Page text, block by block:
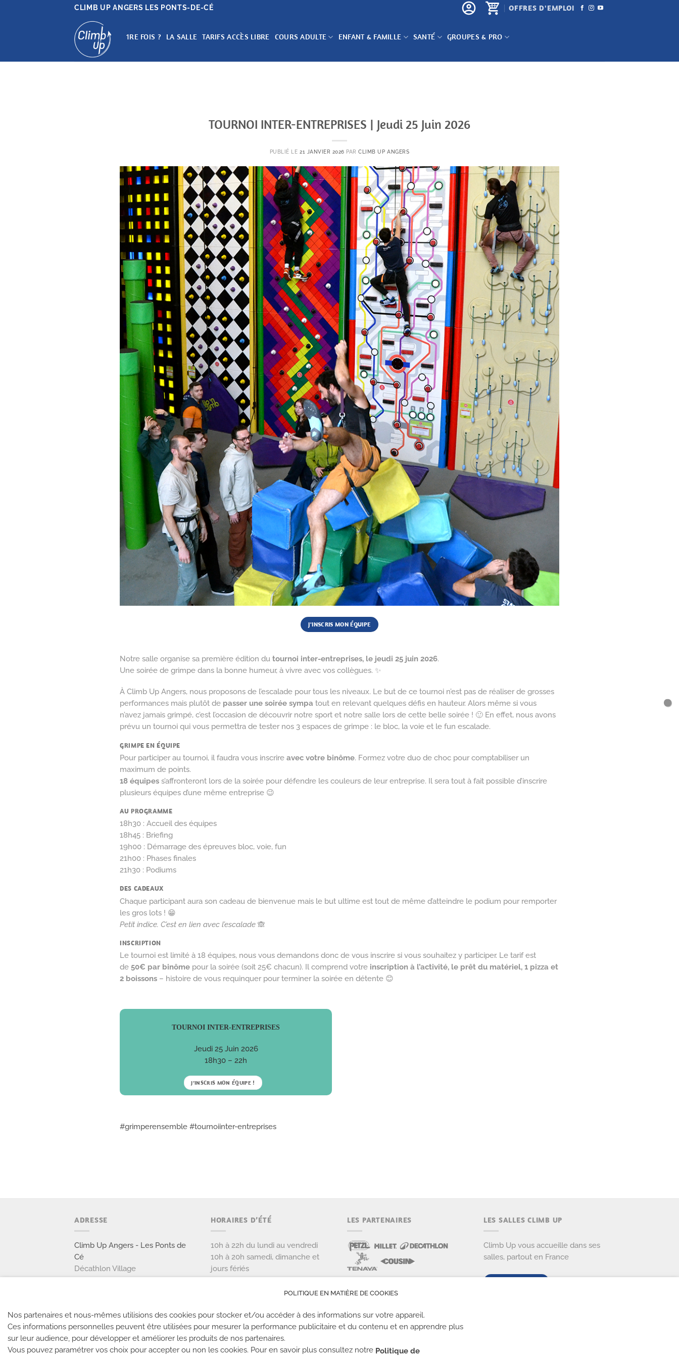
CLIMB UP ANGERS LES PONTS-DE-CÉ OFFRES D'EMPLOI
1RE FOIS ? LA SALLE TARIFS ACCÈS LIBRE COURS ADULTE ENFANT & FAMILLE SANTÉ GROUPES & PRO
TOURNOI INTER-ENTREPRISES | Jeudi 25 Juin 2026
PUBLIÉ LE21 JANVIER 2026 PARCLIMB UP ANGERS
J'INSCRIS MON ÉQUIPE
Notre salle organise sa première édition du tournoi inter-entreprises, le jeudi 25 juin 2026.
Une soirée de grimpe dans la bonne humeur, à vivre avec vos collègues. ✨
À Climb Up Angers, nous proposons de l’escalade pour tous les niveaux. Le but de ce tournoi n’est pas de réaliser de grosses
performances mais plutôt de passer une soirée sympa tout en relevant quelques défis en hauteur. Alors même si vous
n’avez jamais grimpé, c’est l’occasion de découvrir notre sport et notre salle lors de cette belle soirée ! 🙂 En effet, nous avons
prévu un tournoi qui vous permettra de tester nos 3 espaces de grimpe : le bloc, la voie et le fun escalade.
GRIMPE EN ÉQUIPE
Pour participer au tournoi, il faudra vous inscrire avec votre binôme. Formez votre duo de choc pour comptabiliser un
maximum de points.
18 équipes s’affronteront lors de la soirée pour défendre les couleurs de leur entreprise. Il sera tout à fait possible d’inscrire
plusieurs équipes d’une même entreprise 😉
AU PROGRAMME
18h30 : Accueil des équipes
18h45 : Briefing
19h00 : Démarrage des épreuves bloc, voie, fun
21h00 : Phases finales
21h30 : Podiums
DES CADEAUX
Chaque participant aura son cadeau de bienvenue mais le but ultime est tout de même d’atteindre le podium pour remporter
les gros lots ! 😁
Petit indice. C’est en lien avec l’escalade 🙈
INSCRIPTION
Le tournoi est limité à 18 équipes, nous vous demandons donc de vous inscrire si vous souhaitez y participer. Le tarif est
de 50€ par binôme pour la soirée (soit 25€ chacun). Il comprend votre inscription à l’activité, le prêt du matériel, 1 pizza et
2 boissons – histoire de vous requinquer pour terminer la soirée en détente 😊
TOURNOI INTER-ENTREPRISES
Jeudi 25 Juin 2026
18h30 – 22h
J’INSCRIS MON ÉQUIPE !
#grimperensemble #tournoiinter-entreprises
ADRESSE
Climb Up Angers - Les Ponts de
Cé
Décathlon Village
1 boulevard Léo Lagrange
NOUS CONTACTER
HORAIRES D’ÉTÉ
10h à 22h du lundi au vendredi
10h à 20h samedi, dimanche et
jours fériés
LES PARTENAIRES LES SALLES CLIMB UP
Climb Up vous accueille dans ses
salles, partout en France
POLITIQUE EN MATIÈRE DE COOKIES
Nos partenaires et nous-mêmes utilisions des cookies pour stocker et/ou accéder à des informations sur votre appareil.
Ces informations personnelles peuvent être utilisées pour mesurer la performance publicitaire et du contenu et en apprendre plus
sur leur audience, pour développer et améliorer les produits de nos partenaires.
Vous pouvez paramétrer vos choix pour accepter ou non les cookies. Pour en savoir plus consultez notre Politique de